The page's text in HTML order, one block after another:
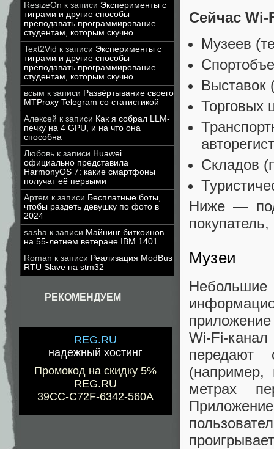
ResizeOn к записи Эксперименты с
тиграми и другие способы
преподавать программирование
студентам, которым скучно
Text2Vid к записи Эксперименты с
тиграми и другие способы
преподавать программирование
студентам, которым скучно
всым к записи Развёртывание своего
MTProxy Telegram со статистикой
Алексей к записи Как я собрал LLM-
печку на 4 GPU, и на что она
способна
Любовь к записи Huawei
официально представила
HarmonyOS 7: какие смартфоны
получат её первыми
Артем к записи Бесплатные боты,
чтобы раздеть девушку по фото в
2024
sasha к записи Майнинг биткоинов
на 55-летнем ветеране IBM 1401
Roman к записи Реализация ModBus
RTU Slave на stm32
РЕКОМЕНДУЕМ
REG.RU
надежный хостинг
Промокод на скидку 5%
REG.RU
39CC-C72F-6342-560A
Сейчас
Музеев
Выставок
Торговых
Складов
Ниже —
Музеи
Небольшие
Wi-Fi-
передают
метрах